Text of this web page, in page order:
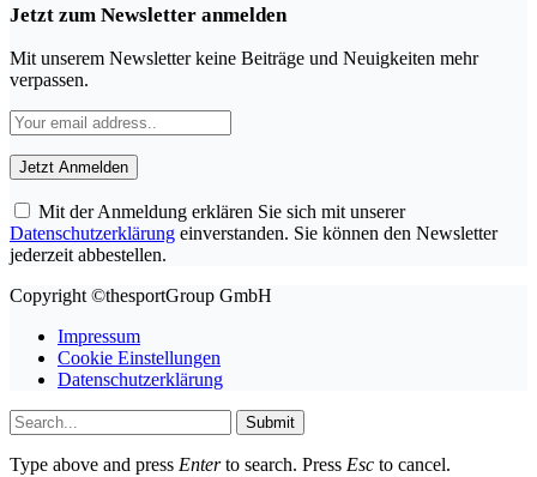
Jetzt zum Newsletter anmelden
Mit unserem Newsletter keine Beiträge und Neuigkeiten mehr
verpassen.
Mit der Anmeldung erklären Sie sich mit unserer
Datenschutzerklärung einverstanden. Sie können den Newsletter
jederzeit abbestellen.
Copyright ©thesportGroup GmbH
Impressum
Cookie Einstellungen
Datenschutzerklärung
Submit
Type above and press Enterto search. Press Esc to cancel.